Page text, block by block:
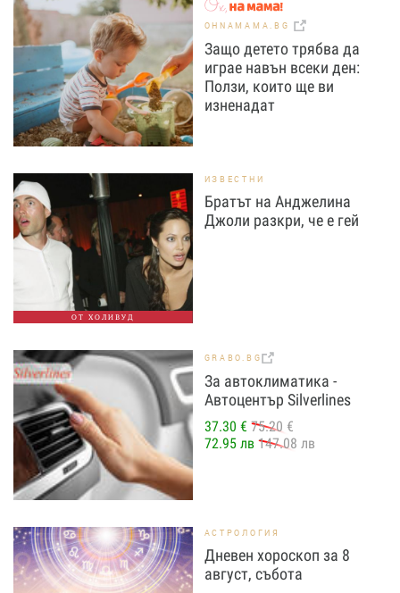
OHNAMAMA.BG
Защо детето трябва да
играе навън всеки ден:
Ползи, които ще ви
изненадат
ОТ ХОЛИВУД
ИЗВЕСТНИ
Братът на Анджелина
Джоли разкри, че е гей
GRABO.BG
За автоклиматика -
Автоцентър Silverlines
37.30 € 75.20 €
72.95 лв 147.08 лв
АСТРОЛОГИЯ
Дневен хороскоп за 8
август, събота